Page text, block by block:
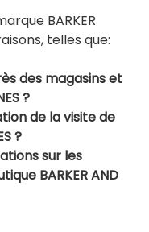
BARKER
telles que:
des magasins et
?
de la visite de
?
sur les
BARKER AND